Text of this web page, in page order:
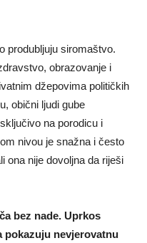
produbljuju siromaštvo.
obrazovanje i
džepovima političkih
obični ljudi gube
na porodicu i
nivou je snažna i često
ona nije dovoljna da riješi
bez nade. Uprkos
pokazuju nevjerovatnu